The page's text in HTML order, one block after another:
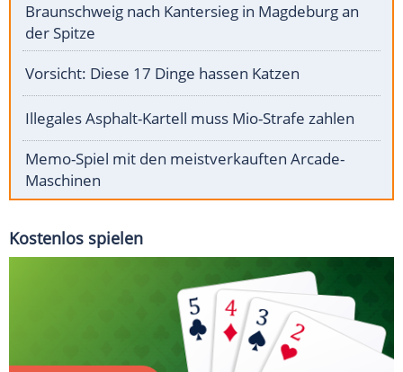
Braunschweig nach Kantersieg in Magdeburg an
der Spitze
Vorsicht: Diese 17 Dinge hassen Katzen
Illegales Asphalt-Kartell muss Mio-Strafe zahlen
Memo-Spiel mit den meistverkauften Arcade-
Maschinen
Kostenlos spielen